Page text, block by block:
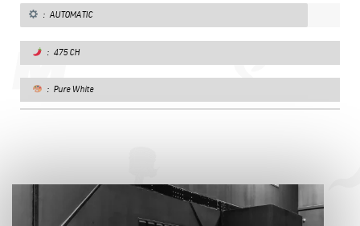
: AUTOMATIC
: 475 CH
: Pure White